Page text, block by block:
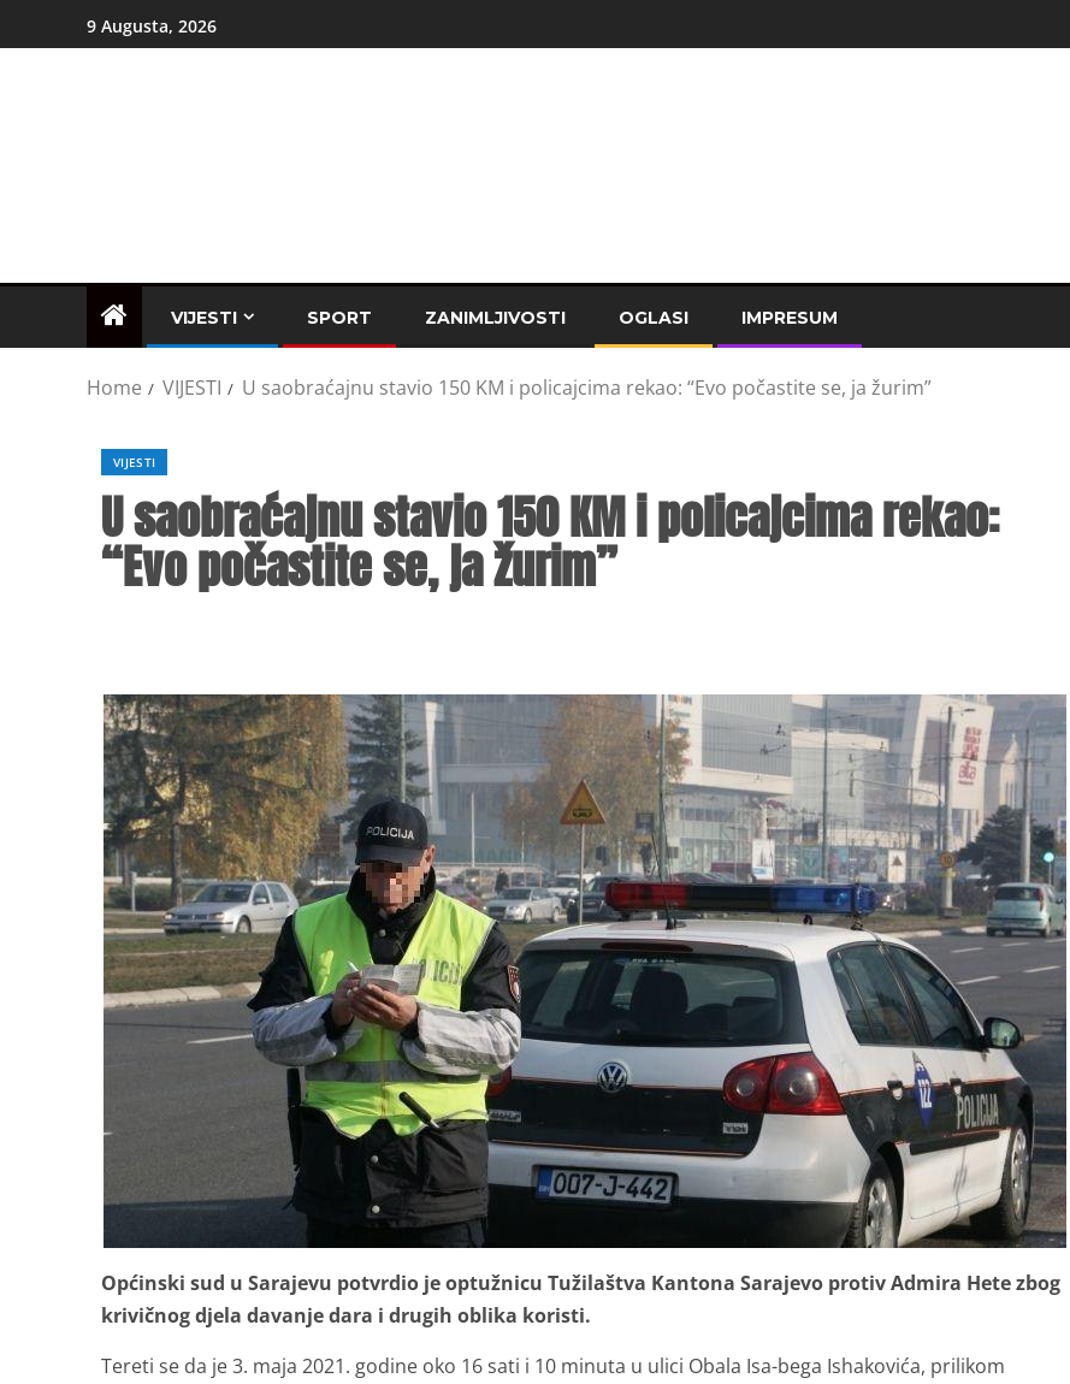
9 Augusta, 2026
VIJESTI SPORT ZANIMLJIVOSTI OGLASI IMPRESUM
Home VIJESTI U saobraćajnu stavio 150 KM i policajcima rekao: “Evo počastite se, ja žurim”
VIJESTI
U saobraćajnu stavio 150 KM i policajcima rekao:
“Evo počastite se, ja žurim”
Općinski sud u Sarajevu potvrdio je optužnicu Tužilaštva Kantona Sarajevo protiv Admira Hete zbog
krivičnog djela davanje dara i drugih oblika koristi.
Tereti se da je 3. maja 2021. godine oko 16 sati i 10 minuta u ulici Obala Isa-bega Ishakovića, prilikom